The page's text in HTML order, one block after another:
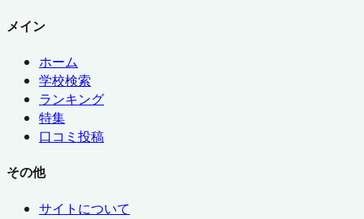
メイン
ホーム
学校検索
ランキング
特集
口コミ投稿
その他
サイトについて